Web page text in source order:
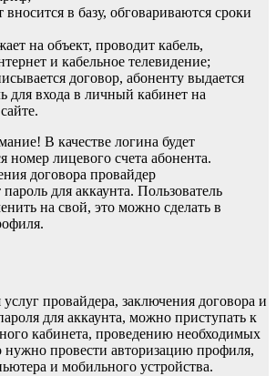
в базу, обговариваются сроки
на объект, проводит кабель,
и кабельное телевидение;
договор, абоненту выдается
для входа в личный кабинет на
В качестве логина будет
номер лицевого счета абонента.
договора провайдер
пароль для аккаунта. Пользователь
на свой, это можно сделать в
провайдера, заключения договора и
для аккаунта, можно приступать к
кабинета, проведению необходимых
нужно провести авторизацию профиля,
и мобильного устройства.